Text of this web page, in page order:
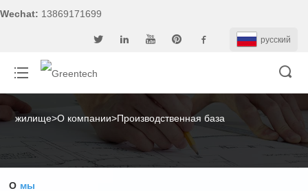
Wechat: 13869171699
pусский
жилище>О компании>Производственная база
О мы